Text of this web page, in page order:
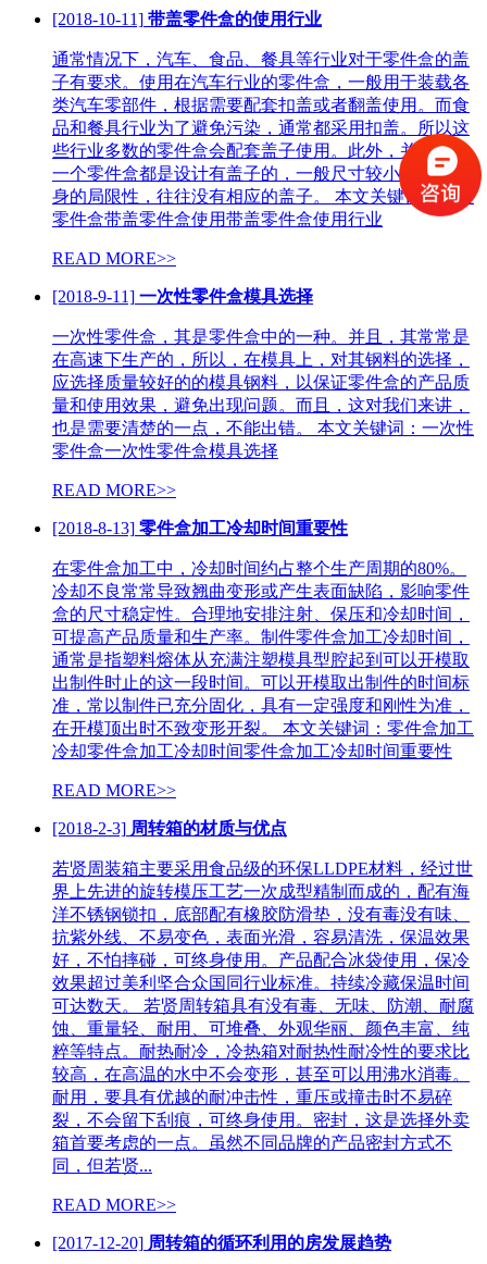
[2018-10-11] 带盖零件盒的使用行业
通常情况下，汽车、食品、餐具等行业对于零件盒的盖
子有要求。使用在汽车行业的零件盒，一般用于装载各
类汽车零部件，根据需要配套扣盖或者翻盖使用。而食
品和餐具行业为了避免污染，通常都采用扣盖。所以这
些行业多数的零件盒会配套盖子使用。此外，并不是每
一个零件盒都是设计有盖子的，一般尺寸较小的由于自
身的局限性，往往没有相应的盖子。 本文关键词：带盖
零件盒带盖零件盒使用带盖零件盒使用行业
READ MORE>>
[2018-9-11] 一次性零件盒模具选择
一次性零件盒，其是零件盒中的一种。并且，其常常是
在高速下生产的，所以，在模具上，对其钢料的选择，
应选择质量较好的的模具钢料，以保证零件盒的产品质
量和使用效果，避免出现问题。而且，这对我们来讲，
也是需要清楚的一点，不能出错。 本文关键词：一次性
零件盒一次性零件盒模具选择
READ MORE>>
[2018-8-13] 零件盒加工冷却时间重要性
在零件盒加工中，冷却时间约占整个生产周期的80%。
冷却不良常常导致翘曲变形或产生表面缺陷，影响零件
盒的尺寸稳定性。合理地安排注射、保压和冷却时间，
可提高产品质量和生产率。制件零件盒加工冷却时间，
通常是指塑料熔体从充满注塑模具型腔起到可以开模取
出制件时止的这一段时间。可以开模取出制件的时间标
准，常以制件已充分固化，具有一定强度和刚性为准，
在开模顶出时不致变形开裂。 本文关键词：零件盒加工
冷却零件盒加工冷却时间零件盒加工冷却时间重要性
READ MORE>>
[2018-2-3] 周转箱的材质与优点
若贤周装箱主要采用食品级的环保LLDPE材料，经过世
界上先进的旋转模压工艺一次成型精制而成的，配有海
洋不锈钢锁扣，底部配有橡胶防滑垫，没有毒没有味、
抗紫外线、不易变色，表面光滑，容易清洗，保温效果
好，不怕摔碰，可终身使用。产品配合冰袋使用，保冷
效果超过美利坚合众国同行业标准。持续冷藏保温时间
可达数天。 若贤周转箱具有没有毒、无味、防潮、耐腐
蚀、重量轻、耐用、可堆叠、外观华丽、颜色丰富、纯
粹等特点。耐热耐冷，冷热箱对耐热性耐冷性的要求比
较高，在高温的水中不会变形，甚至可以用沸水消毒。
耐用，要具有优越的耐冲击性，重压或撞击时不易碎
裂，不会留下刮痕，可终身使用。密封，这是选择外卖
箱首要考虑的一点。虽然不同品牌的产品密封方式不
同，但若贤...
READ MORE>>
[2017-12-20] 周转箱的循环利用的房发展趋势